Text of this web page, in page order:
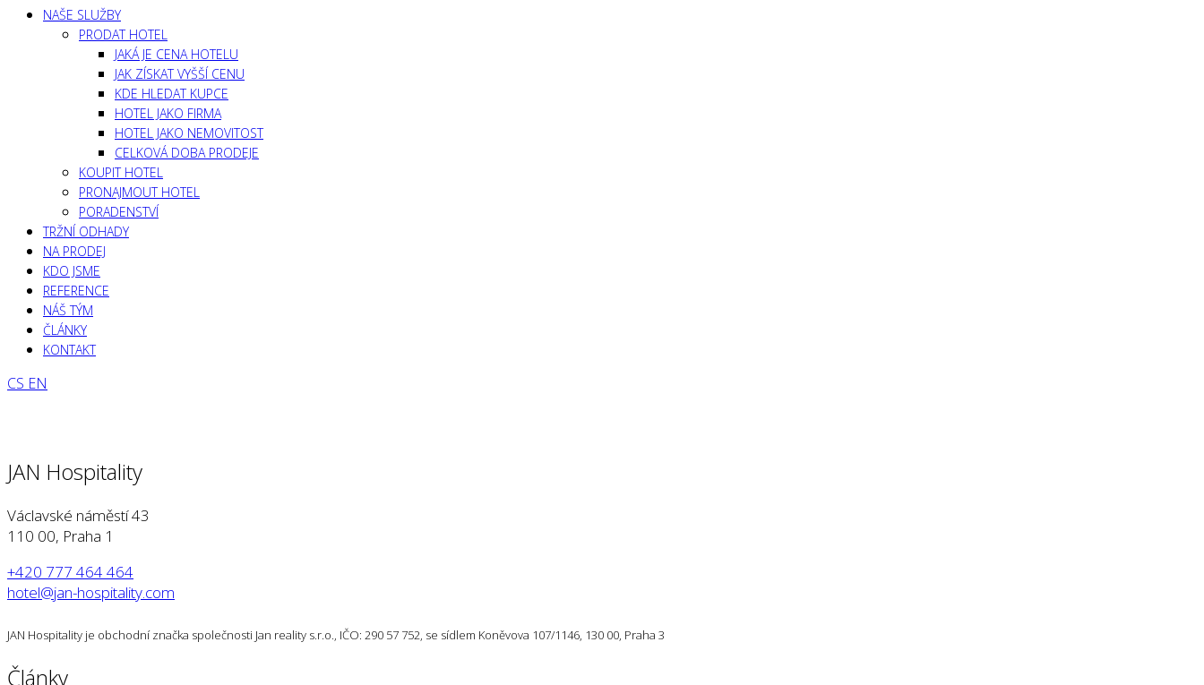
NAŠE SLUŽBY
PRODAT HOTEL
JAKÁ JE CENA HOTELU
JAK ZÍSKAT VYŠŠÍ CENU
KDE HLEDAT KUPCE
HOTEL JAKO FIRMA
HOTEL JAKO NEMOVITOST
CELKOVÁ DOBA PRODEJE
KOUPIT HOTEL
PRONAJMOUT HOTEL
PORADENSTVÍ
TRŽNÍ ODHADY
NA PRODEJ
KDO JSME
REFERENCE
NÁŠ TÝM
ČLÁNKY
KONTAKT
CS EN
JAN Hospitality
Václavské náměstí 43
110 00, Praha 1
+420 777 464 464
hotel@jan-hospitality.com
JAN Hospitality je obchodní značka společnosti Jan reality s.r.o., IČO: 290 57 752, se sídlem Koněvova 107/1146, 130 00, Praha 3
Články